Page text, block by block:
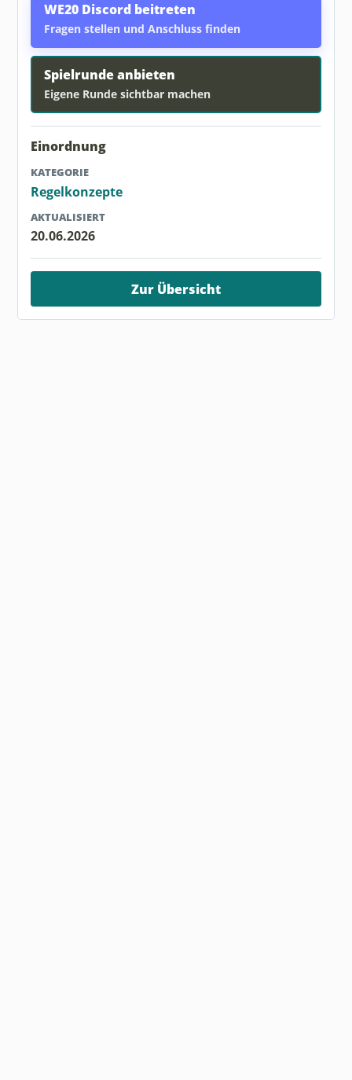
WE20 Discord beitreten
Fragen stellen und Anschluss finden
Spielrunde anbieten
Eigene Runde sichtbar machen
Einordnung
KATEGORIE
Regelkonzepte
AKTUALISIERT
20.06.2026
Zur Übersicht